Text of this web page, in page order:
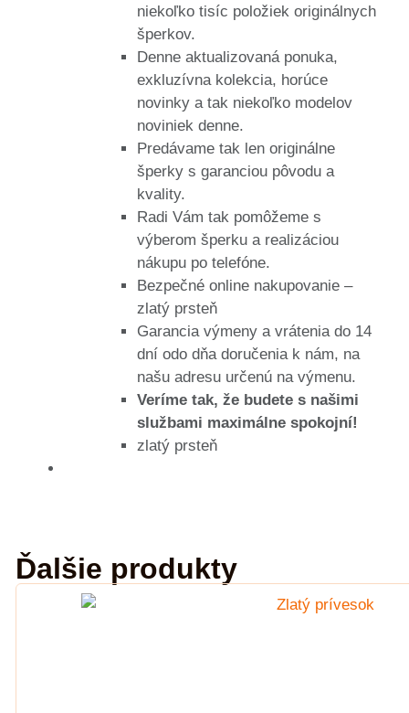
niekoľko tisíc položiek originálnych
šperkov.
Denne aktualizovaná ponuka,
exkluzívna kolekcia, horúce
novinky a tak niekoľko modelov
noviniek denne.
Predávame tak len originálne
šperky s garanciou pôvodu a
kvality.
Radi Vám tak pomôžeme s
výberom šperku a realizáciou
nákupu po telefóne.
Bezpečné online nakupovanie –
zlatý prsteň
Garancia výmeny a vrátenia do 14
dní odo dňa doručenia k nám, na
našu adresu určenú na výmenu.
Veríme tak, že budete s našimi
službami maximálne spokojní!
zlatý prsteň
Ďalšie produkty